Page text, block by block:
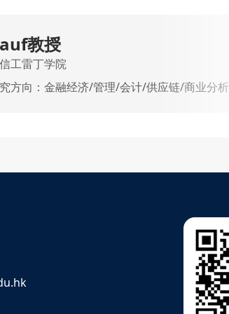
教授
工雷丁学院
方向：金融经济/管理/会计/供应链/商业分析